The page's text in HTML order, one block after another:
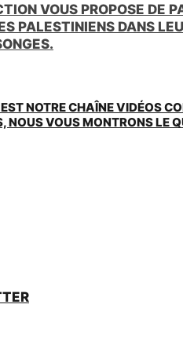
VOUS PROPOSE DE
PALESTINIENS DANS
NOTRE CHAÎNE VIDÉOS
NOUS VOUS MONTRONS LE